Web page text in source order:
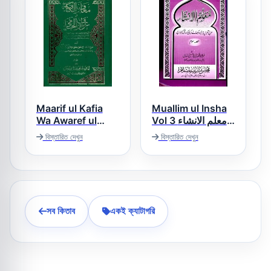
Maarif ul Kafia
Wa Awaref ul
Jami [Arabic]
معارف الکافیہ و
عوارف الجامی عربی
বিস্তারিত দেখুন
Muallim ul Insha
Vol 3 معلم الانشاء
حصہ سوم
বিস্তারিত দেখুন
সব কিতাব একই ক্যাটাগরি